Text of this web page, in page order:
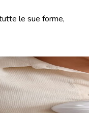
le sue forme,